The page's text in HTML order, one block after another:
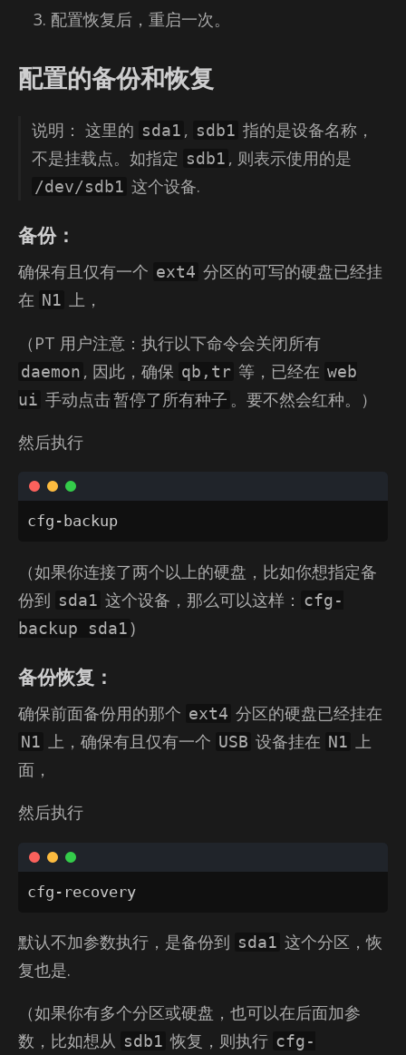
配置恢复后，重启一次。
配置的备份和恢复
说明： 这里的 sda1 , sdb1 指的是设备名称，
不是挂载点。如指定 sdb1 , 则表示使用的是
/dev/sdb1 这个设备.
备份：
确保有且仅有一个 ext4 分区的可写的硬盘已经挂
在 N1 上，
（PT 用户注意：执行以下命令会关闭所有
daemon , 因此，确保 qb,tr 等，已经在 web
ui 手动点击暂停了所有种子 。要不然会红种。）
然后执行
cfg-backup
（如果你连接了两个以上的硬盘，比如你想指定备
份到 sda1 这个设备，那么可以这样： cfg-
backup sda1)
备份恢复：
确保前面备份用的那个 ext4 分区的硬盘已经挂在
N1 上，确保有且仅有一个 USB 设备挂在 N1
上
面，
然后执行
cfg-recovery
默认不加参数执行，是备份到 sda1 这个分区，恢
复也是.
（如果你有多个分区或硬盘，也可以在后面加参
数，比如想从 sdb1 恢复，则执行 cfg-